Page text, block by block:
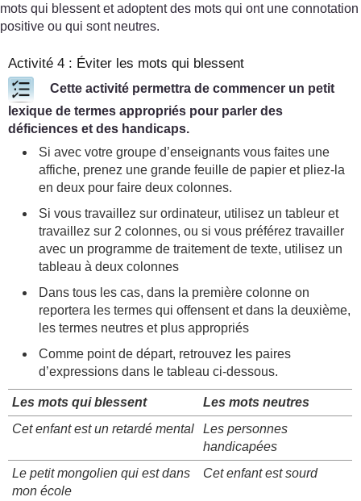
mots qui blessent et adoptent des mots qui ont une connotation
positive ou qui sont neutres.
Activité 4 : Éviter les mots qui blessent
Cette activité permettra de commencer un petit
lexique de termes appropriés pour parler des
déficiences et des handicaps.
Si avec votre groupe d’enseignants vous faites une
affiche, prenez une grande feuille de papier et pliez-la
en deux pour faire deux colonnes.
Si vous travaillez sur ordinateur, utilisez un tableur et
travaillez sur 2 colonnes, ou si vous préférez travailler
avec un programme de traitement de texte, utilisez un
tableau à deux colonnes
Dans tous les cas, dans la première colonne on
reportera les termes qui offensent et dans la deuxième,
les termes neutres et plus appropriés
Comme point de départ, retrouvez les paires
d’expressions dans le tableau ci-dessous.
Les mots qui blessent
Les mots neutres
Cet enfant est un retardé mental
Les personnes
handicapées
Le petit mongolien qui est dans
mon école
Cet enfant est sourd